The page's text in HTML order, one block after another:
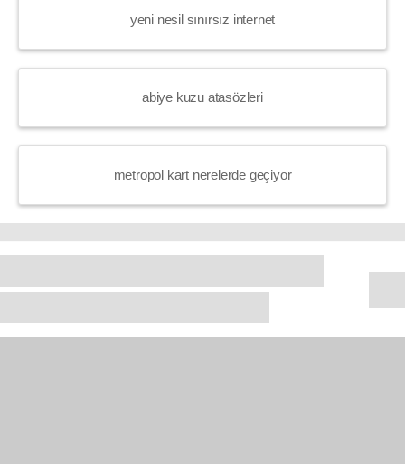
yeni nesil sınırsız internet
abiye kuzu atasözleri
metropol kart nerelerde geçiyor